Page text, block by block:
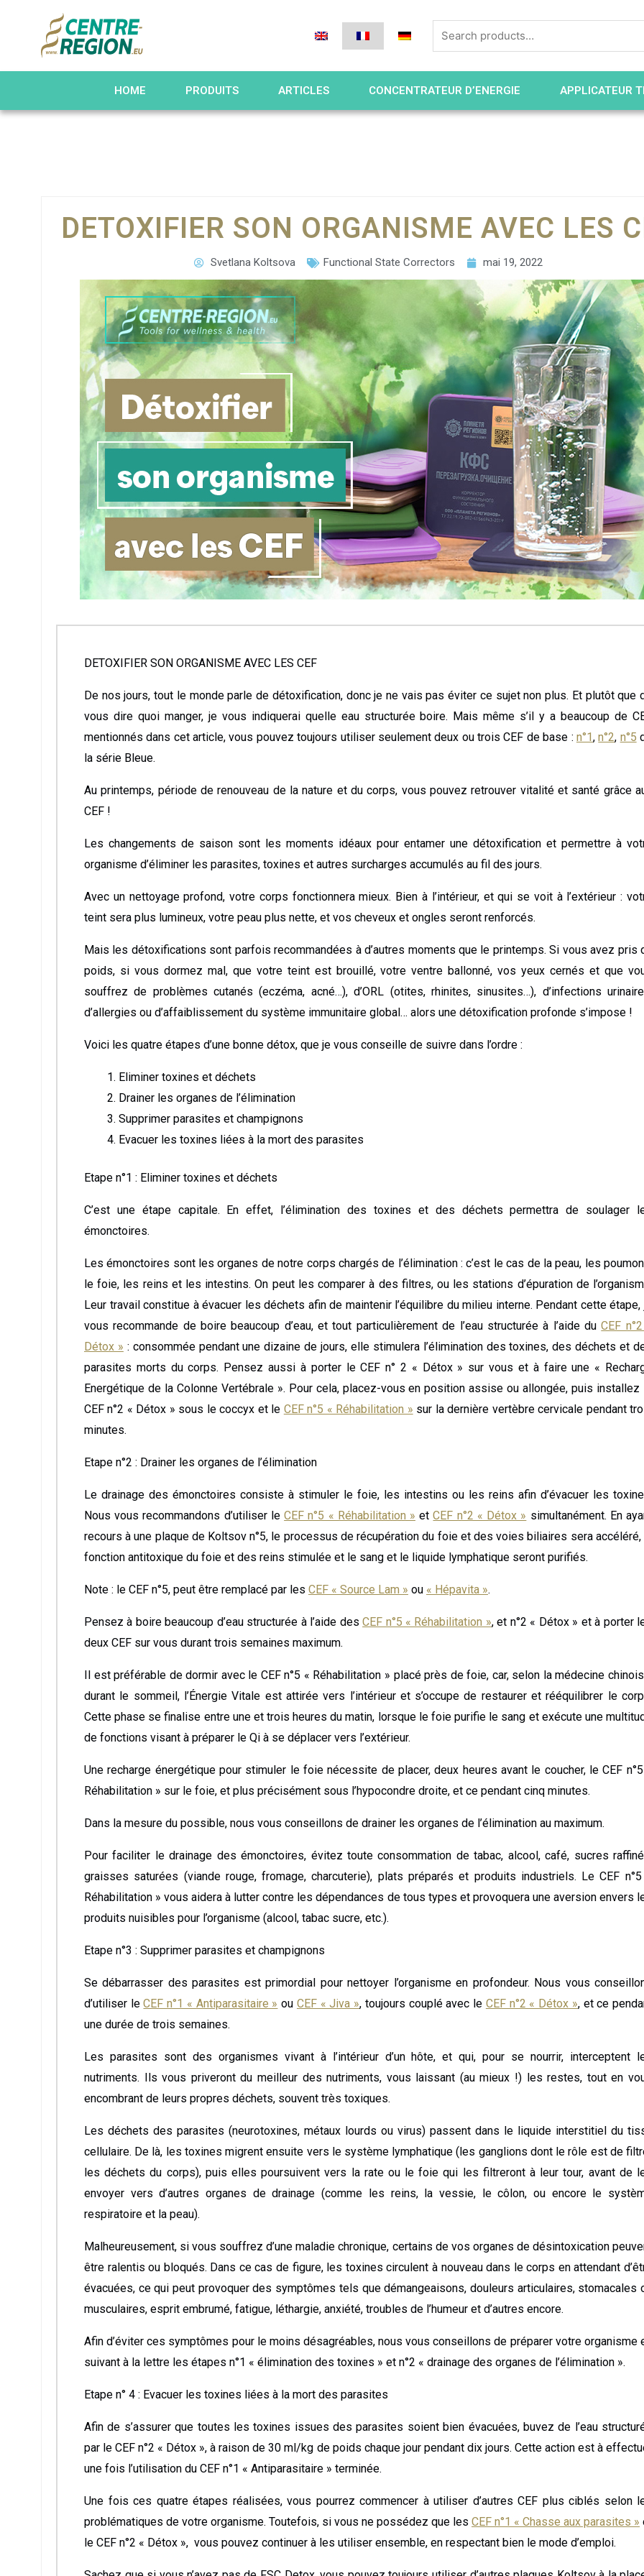
HOME PRODUITS ARTICLES CONCENTRATEUR D’ENERGIE APPLICATEUR
DETOXIFIER SON ORGANISME AVEC LES
Svetlana Koltsova Functional State Correctors mai 19, 2022
DETOXIFIER SON ORGANISME AVEC LES CEF
De nos jours, tout le monde parle de détoxification, donc je ne vais pas éviter ce sujet non plus. Et plutôt que
vous dire quoi manger, je vous indiquerai quelle eau structurée boire. Mais même s’il y a beaucoup de
mentionnés dans cet article, vous pouvez toujours utiliser seulement deux ou trois CEF de base : n°1,n°2, n°5
la série Bleue.
Au printemps, période de renouveau de la nature et du corps, vous pouvez retrouver vitalité et santé grâce
CEF !
Les changements de saison sont les moments idéaux pour entamer une détoxification et permettre à
organisme d’éliminer les parasites, toxines et autres surcharges accumulés au fil des jours.
Avec un nettoyage profond, votre corps fonctionnera mieux. Bien à l’intérieur, et qui se voit à l’extérieur :
teint sera plus lumineux, votre peau plus nette, et vos cheveux et ongles seront renforcés.
Mais les détoxifications sont parfois recommandées à d’autres moments que le printemps. Si vous avez pris
poids, si vous dormez mal, que votre teint est brouillé, votre ventre ballonné, vos yeux cernés et que
souffrez de problèmes cutanés (eczéma, acné…), d’ORL (otites, rhinites, sinusites…), d’infections
d’allergies ou d’affaiblissement du système immunitaire global… alors une détoxification profonde s’impose !
Voici les quatre étapes d’une bonne détox, que je vous conseille de suivre dans l’ordre :
Eliminer toxines et déchets
Drainer les organes de l’élimination
Supprimer parasites et champignons
Evacuer les toxines liées à la mort des parasites
Etape n°1 : Eliminer toxines et déchets
C’est une étape capitale. En effet, l’élimination des toxines et des déchets permettra de soulager
émonctoires.
Les émonctoires sont les organes de notre corps chargés de l’élimination : c’est le cas de la peau, les
le foie, les reins et les intestins. On peut les comparer à des filtres, ou les stations d’épuration de
Leur travail constitue à évacuer les déchets afin de maintenir l’équilibre du milieu interne. Pendant cette étape,
vous recommande de boire beaucoup d’eau, et tout particulièrement de l’eau structurée à l’aide duCEF
Détox » : consommée pendant une dizaine de jours, elle stimulera l’élimination des toxines, des déchets et
parasites morts du corps. Pensez aussi à porter le CEF n° 2 « Détox » sur vous et à faire une «
Energétique de la Colonne Vertébrale ». Pour cela, placez-vous en position assise ou allongée, puis installez
CEF n°2 « Détox » sous le coccyx et le CEF n°5 « Réhabilitation » sur la dernière vertèbre cervicale pendant
minutes.
Etape n°2 : Drainer les organes de l’élimination
Le drainage des émonctoires consiste à stimuler le foie, les intestins ou les reins afin d’évacuer les
Nous vous recommandons d’utiliser leCEF n°5 « Réhabilitation » etCEF n°2 « Détox » simultanément. En
recours à une plaque de Koltsov n°5, le processus de récupération du foie et des voies biliaires sera accéléré,
fonction antitoxique du foie et des reins stimulée et le sang et le liquide lymphatique seront purifiés.
Note : le CEF n°5, peut être remplacé par les CEF « Source Lam » ou « Hépavita ».
Pensez à boire beaucoup d’eau structurée à l’aide desCEF n°5 « Réhabilitation », et n°2 « Détox » et à porter
deux CEF sur vous durant trois semaines maximum.
Il est préférable de dormir avec le CEF n°5 « Réhabilitation » placé près de foie, car, selon la médecine
durant le sommeil, l’Énergie Vitale est attirée vers l’intérieur et s’occupe de restaurer et rééquilibrer le
Cette phase se finalise entre une et trois heures du matin, lorsque le foie purifie le sang et exécute une
de fonctions visant à préparer le Qi à se déplacer vers l’extérieur.
Une recharge énergétique pour stimuler le foie nécessite de placer, deux heures avant le coucher, le CEF
Réhabilitation » sur le foie, et plus précisément sous l’hypocondre droite, et ce pendant cinq minutes.
Dans la mesure du possible, nous vous conseillons de drainer les organes de l’élimination au maximum.
Pour faciliter le drainage des émonctoires, évitez toute consommation de tabac, alcool, café, sucres
graisses saturées (viande rouge, fromage, charcuterie), plats préparés et produits industriels. Le CEF
Réhabilitation » vous aidera à lutter contre les dépendances de tous types et provoquera une aversion envers
produits nuisibles pour l’organisme (alcool, tabac sucre, etc.).
Etape n°3 : Supprimer parasites et champignons
Se débarrasser des parasites est primordial pour nettoyer l’organisme en profondeur. Nous vous
d’utiliser leCEF n°1 « Antiparasitaire » ou CEF « Jiva », toujours couplé avec le CEF n°2 « Détox », et ce
une durée de trois semaines.
Les parasites sont des organismes vivant à l’intérieur d’un hôte, et qui, pour se nourrir, interceptent
nutriments. Ils vous priveront du meilleur des nutriments, vous laissant (au mieux !) les restes, tout en
encombrant de leurs propres déchets, souvent très toxiques.
Les déchets des parasites (neurotoxines, métaux lourds ou virus) passent dans le liquide interstitiel du
cellulaire. De là, les toxines migrent ensuite vers le système lymphatique (les ganglions dont le rôle est de
les déchets du corps), puis elles poursuivent vers la rate ou le foie qui les filtreront à leur tour, avant de
envoyer vers d’autres organes de drainage (comme les reins, la vessie, le côlon, ou encore le
respiratoire et la peau).
Malheureusement, si vous souffrez d’une maladie chronique, certains de vos organes de désintoxication
être ralentis ou bloqués. Dans ce cas de figure, les toxines circulent à nouveau dans le corps en attendant
évacuées, ce qui peut provoquer des symptômes tels que démangeaisons, douleurs articulaires, stomacales
musculaires, esprit embrumé, fatigue, léthargie, anxiété, troubles de l’humeur et d’autres encore.
Afin d’éviter ces symptômes pour le moins désagréables, nous vous conseillons de préparer votre organisme
suivant à la lettre les étapes n°1 « élimination des toxines » et n°2 « drainage des organes de l’élimination ».
Etape n° 4 : Evacuer les toxines liées à la mort des parasites
Afin de s’assurer que toutes les toxines issues des parasites soient bien évacuées, buvez de l’eau
par le CEF n°2 « Détox », à raison de 30 ml/kg de poids chaque jour pendant dix jours. Cette action est à
une fois l’utilisation du CEF n°1 « Antiparasitaire » terminée.
Une fois ces quatre étapes réalisées, vous pourrez commencer à utiliser d’autres CEF plus ciblés selon
problématiques de votre organisme. Toutefois, si vous ne possédez que les CEF n°1 « Chasse aux parasites »
le CEF n°2 « Détox », vous pouvez continuer à les utiliser ensemble, en respectant bien le mode d’emploi.